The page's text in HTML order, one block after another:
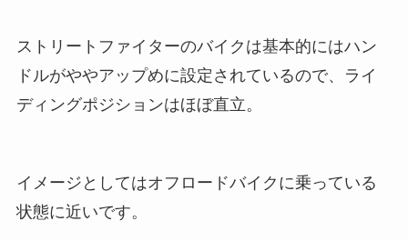
ストリートファイターのバイクは基本的にはハン
ドルがややアップめに設定されているので、ライ
ディングポジションはほぼ直立。
イメージとしてはオフロードバイクに乗っている
状態に近いです。